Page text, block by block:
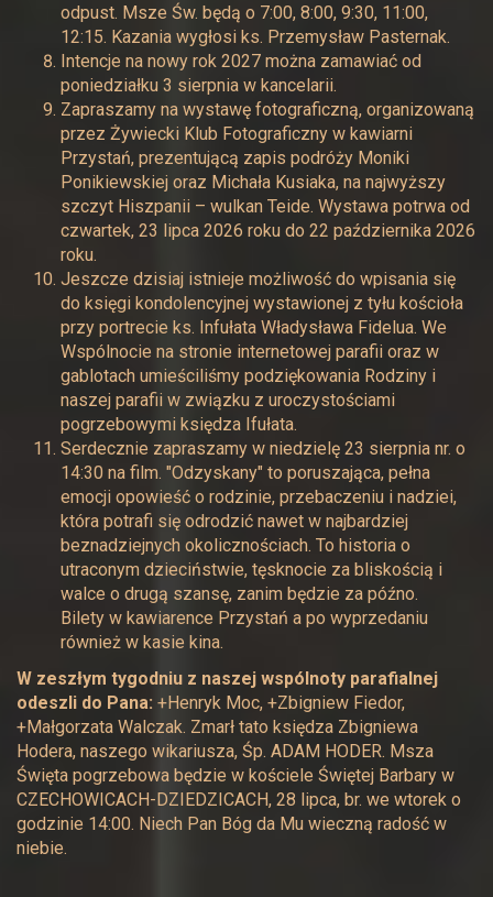
odpust. Msze Św. będą o 7:00, 8:00, 9:30, 11:00,
12:15. Kazania wygłosi ks. Przemysław Pasternak.
Intencje na nowy rok 2027 można zamawiać od
poniedziałku 3 sierpnia w kancelarii.
Zapraszamy na wystawę fotograficzną, organizowaną
przez Żywiecki Klub Fotograficzny w kawiarni
Przystań, prezentującą zapis podróży Moniki
Ponikiewskiej oraz Michała Kusiaka, na najwyższy
szczyt Hiszpanii – wulkan Teide. Wystawa potrwa od
czwartek, 23 lipca 2026 roku do 22 października 2026
roku.
Jeszcze dzisiaj istnieje możliwość do wpisania się
do księgi kondolencyjnej wystawionej z tyłu kościoła
przy portrecie ks. Infułata Władysława Fidelua. We
Wspólnocie na stronie internetowej parafii oraz w
gablotach umieściliśmy podziękowania Rodziny i
naszej parafii w związku z uroczystościami
pogrzebowymi księdza Ifułata.
Serdecznie zapraszamy w niedzielę 23 sierpnia nr. o
14:30 na film. "Odzyskany" to poruszająca, pełna
emocji opowieść o rodzinie, przebaczeniu i nadziei,
która potrafi się odrodzić nawet w najbardziej
beznadziejnych okolicznościach. To historia o
utraconym dzieciństwie, tęsknocie za bliskością i
walce o drugą szansę, zanim będzie za późno.
Bilety w kawiarence Przystań a po wyprzedaniu
również w kasie kina.
W zeszłym tygodniu z naszej wspólnoty parafialnej
odeszli do Pana: +Henryk Moc, +Zbigniew Fiedor,
+Małgorzata Walczak. Zmarł tato księdza Zbigniewa
Hodera, naszego wikariusza, Śp. ADAM HODER. Msza
Święta pogrzebowa będzie w kościele Świętej Barbary w
CZECHOWICACH-DZIEDZICACH, 28 lipca, br. we wtorek o
godzinie 14:00. Niech Pan Bóg da Mu wieczną radość w
niebie.